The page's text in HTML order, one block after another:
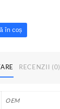
în coș
RECENZII (0)
OEM